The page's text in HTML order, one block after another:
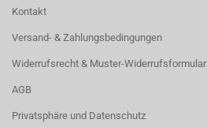
Kontakt
Versand- & Zahlungsbedingungen
Widerrufsrecht & Muster-Widerrufsformular
AGB
Privatsphäre und Datenschutz